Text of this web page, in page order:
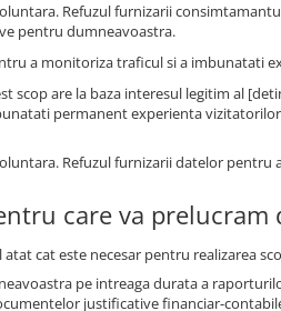
Refuzul furnizarii
pentru dumneavoastra.
a monitoriza traficul si a imbunatati
scop are la baza interesul legitim al
permanent experienta
Refuzul furnizarii datelor pentru
care va prelucram
cat este necesar pentru realizarea
pe intreaga durata a
justificative financiar-